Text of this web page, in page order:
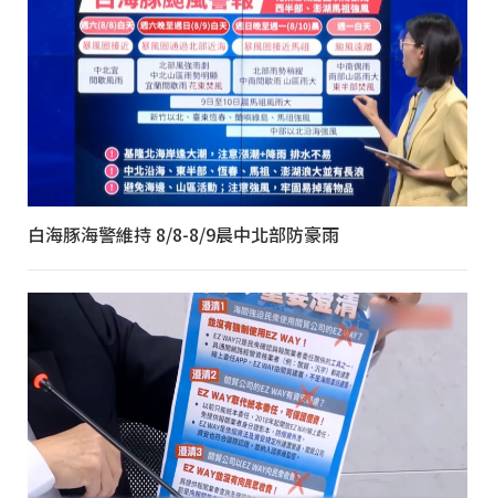
白海豚海警維持 8/8-8/9晨中北部防豪雨